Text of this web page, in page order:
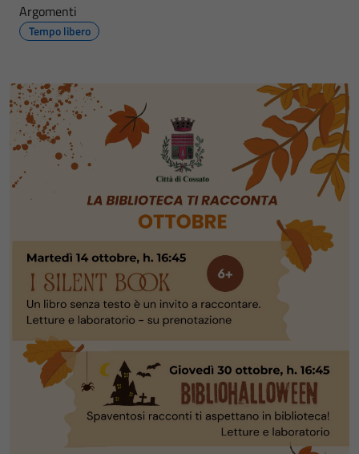
Argomenti
Tempo libero